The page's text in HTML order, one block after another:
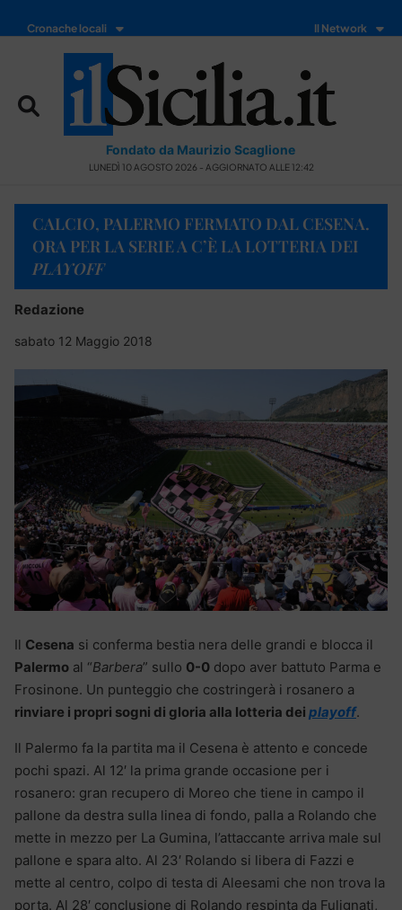
Cronache locali Il Network
Fondato da Maurizio Scaglione
LUNEDÌ 10 AGOSTO 2026 - AGGIORNATO ALLE 12:42
CALCIO, PALERMO FERMATO DAL CESENA.
ORA PER LA SERIE A C’È LA LOTTERIA DEI
PLAYOFF
Redazione
sabato 12 Maggio 2018
Il Cesena si conferma bestia nera delle grandi e blocca il
Palermo al “Barbera” sullo 0-0 dopo aver battuto Parma e
Frosinone. Un punteggio che costringerà i rosanero a
rinviare i propri sogni di gloria alla lotteria dei playoff.
Il Palermo fa la partita ma il Cesena è attento e concede
pochi spazi. Al 12′ la prima grande occasione per i
rosanero: gran recupero di Moreo che tiene in campo il
pallone da destra sulla linea di fondo, palla a Rolando che
mette in mezzo per La Gumina, l’attaccante arriva male sul
pallone e spara alto. Al 23′ Rolando si libera di Fazzi e
mette al centro, colpo di testa di Aleesami che non trova la
porta. Al 28′ conclusione di Rolando respinta da Fulignati,